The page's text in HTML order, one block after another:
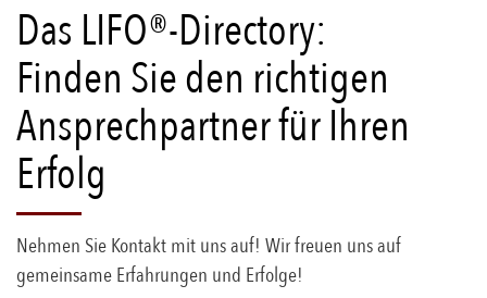
Das LIFO®-Directory:
Finden Sie den richtigen
Ansprechpartner für Ihren
Erfolg
Nehmen Sie Kontakt mit uns auf! Wir freuen uns auf
gemeinsame Erfahrungen und Erfolge!